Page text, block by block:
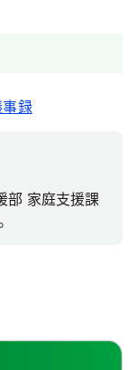
録
部 家庭支援課